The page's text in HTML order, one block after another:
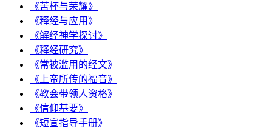
《苦杯与荣耀》
《释经与应用》
《解经神学探讨》
《释经研究》
《常被滥用的经文》
《上帝所传的福音》
《教会带领人资格》
《信仰基要》
《短宣指导手册》